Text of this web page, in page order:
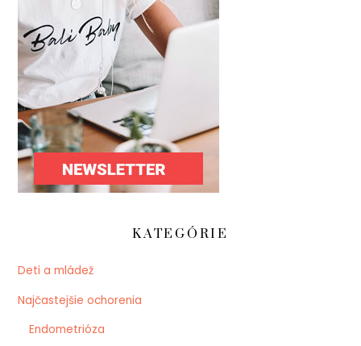
KATEGÓRIE
Deti a mládež
Najčastejšie ochorenia
Endometrióza